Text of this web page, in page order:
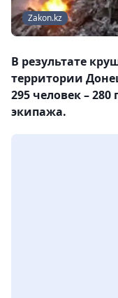
Zakon.kz
В результате
территории
295 человек –
экипажа.